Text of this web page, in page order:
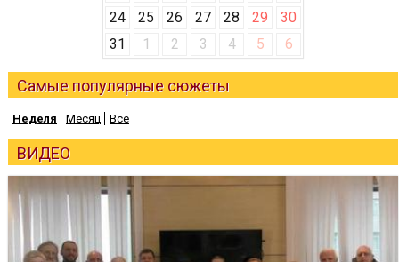
24
25 26 27 28 29
30
31
1 2 3 4 5 6
Самые популярные сюжеты
Неделя Месяц Все
ВИДЕО